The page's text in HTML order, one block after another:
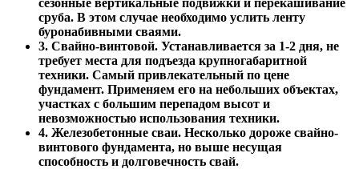
сруба. В этом случае необходимо услить ленту
буронабивными сваями.
3. Свайно-винтовой. Устанавливается за 1-2 дня, не
требует места для подъезда крупногабаритной
техники. Самый привлекательный по цене
фундамент. Применяем его на небольших объектах,
участках с большим перепадом высот и
невозможностью использования техники.
4. Железобетонные сваи. Несколько дороже свайно-
винтового фундамента, но выше несущая
способность и долговечность свай.